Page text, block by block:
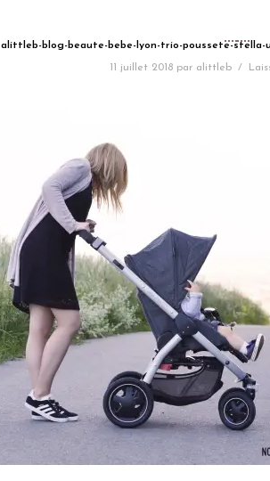
alittleb-blog-beaute-bebe-lyon-trio-poussete-stella-
11 juillet 2018 par alittleb /